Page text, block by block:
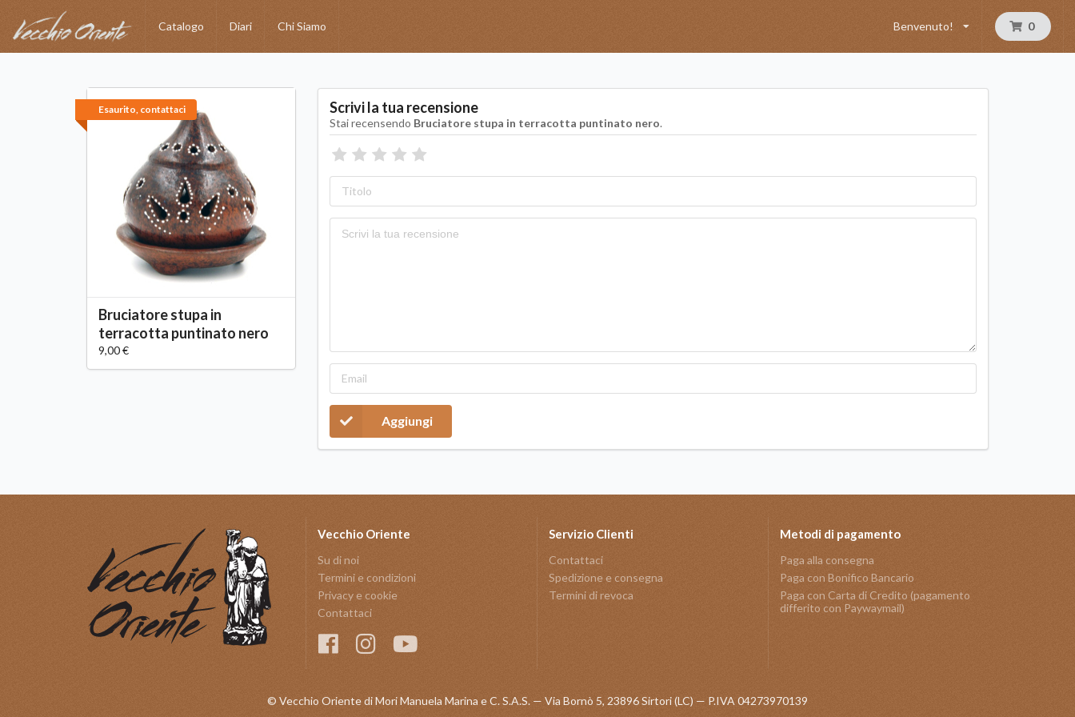
Catalogo Diari Chi Siamo Benvenuto! 0
Esaurito, contattaci
Bruciatore stupa in
terracotta puntinato nero
9,00 €
Scrivi la tua recensione
Stai recensendo Bruciatore stupa in terracotta puntinato nero.
Aggiungi
Vecchio Oriente
Su di noi
Termini e condizioni
Privacy e cookie
Contattaci
Servizio Clienti
Contattaci
Spedizione e consegna
Termini di revoca
Metodi di pagamento
Paga alla consegna
Paga con Bonifico Bancario
Paga con Carta di Credito (pagamento
differito con Paywaymail)
© Vecchio Oriente di Mori Manuela Marina e C. S.A.S. — Via Bornò 5, 23896 Sirtori (LC) — P.IVA 04273970139